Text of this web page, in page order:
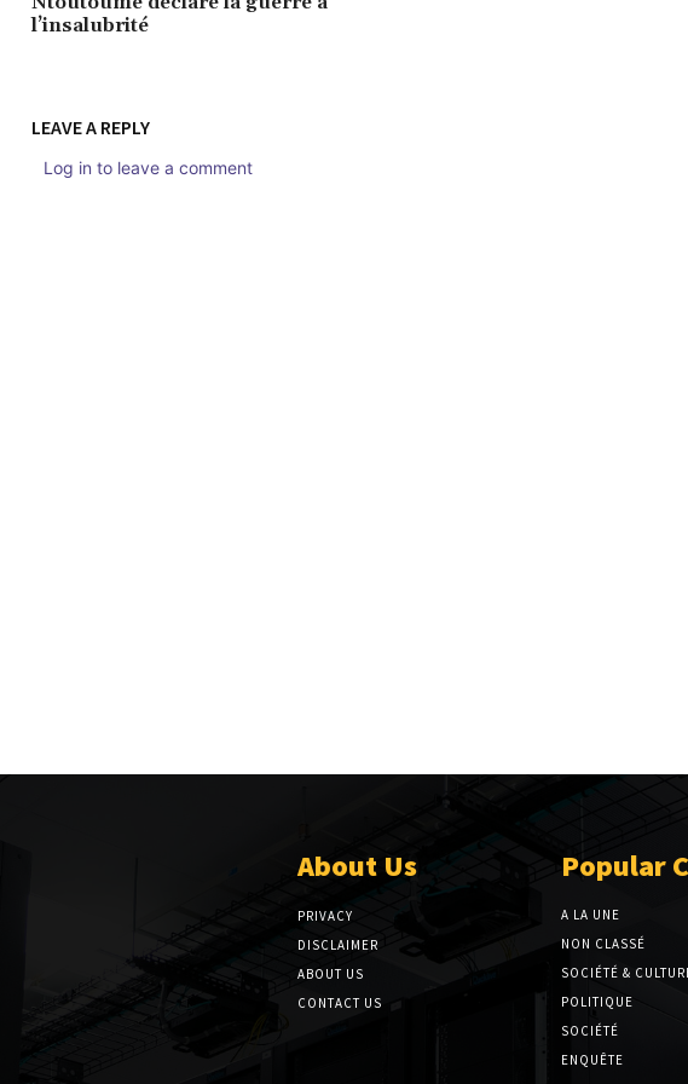
l’insalubrité
LEAVE A REPLY
Log in to leave a comment
About Us
PRIVACY
DISCLAIMER
ABOUT US
CONTACT US
Popular
A LA UNE
NON CLASSÉ
SOCIÉTÉ &
POLITIQUE
SOCIÉTÉ
ENQUÊTE